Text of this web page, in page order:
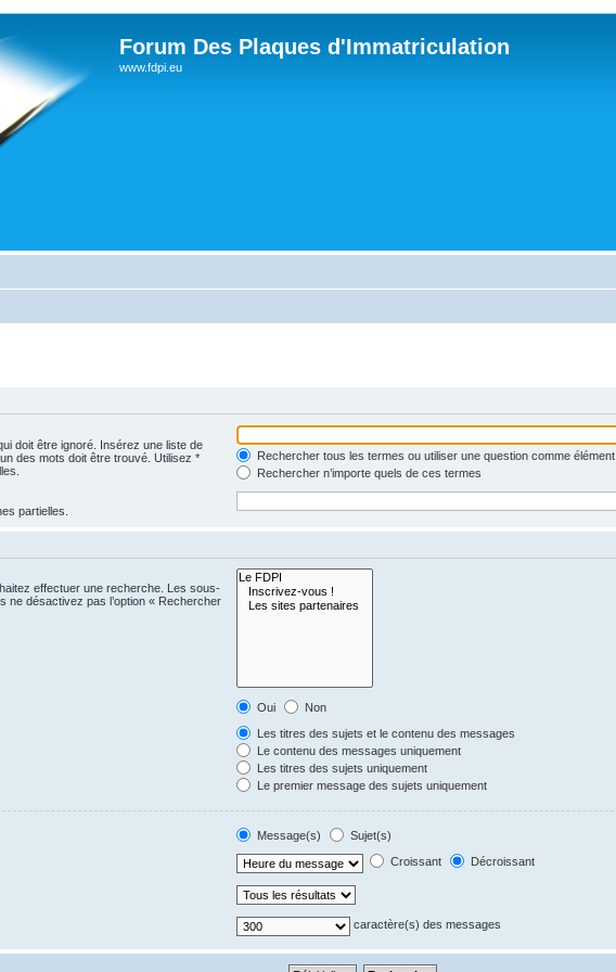
Forum Des Plaques d'Immatriculation
www.fdpi.eu
doit être ignoré. Insérez une liste de
des mots doit être trouvé. Utilisez *
Rechercher tous les termes ou utiliser une question comme élément
Rechercher n’importe quels de ces termes
partielles.
effectuer une recherche. Les sous-
ne désactivez pas l’option « Rechercher
Oui
Non
Les titres des sujets et le contenu des messages
Le contenu des messages uniquement
Les titres des sujets uniquement
Le premier message des sujets uniquement
Message(s)
Sujet(s)
Croissant Décroissant
caractère(s) des messages